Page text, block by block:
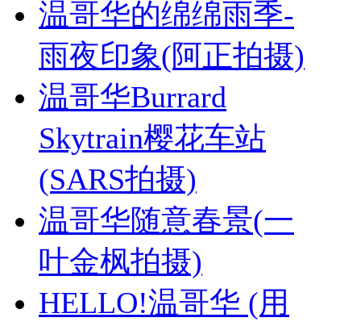
温哥华的绵绵雨季-
雨夜印象(阿正拍摄)
温哥华Burrard
Skytrain樱花车站
(SARS拍摄)
温哥华随意春景(一
叶金枫拍摄)
HELLO!温哥华 (用